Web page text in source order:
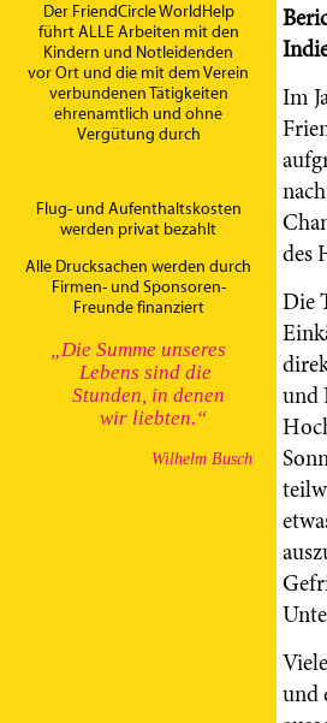
Der FriendCircle WorldHelp
führt ALLE Arbeiten mit den
Kindern und Notleidenden
vor Ort und die mit dem Verein
verbundenen Tätigkeiten
ehrenamtlich und ohne
Vergütung durch
Flug- und Aufenthaltskosten
werden privat bezahlt
Alle Drucksachen werden durch
Firmen- und Sponsoren-
Freunde finanziert
„Die Summe unseres
Lebens sind die
Stunden, in denen
wir liebten.“
Wilhelm Busch
Im
des
Die
und
und